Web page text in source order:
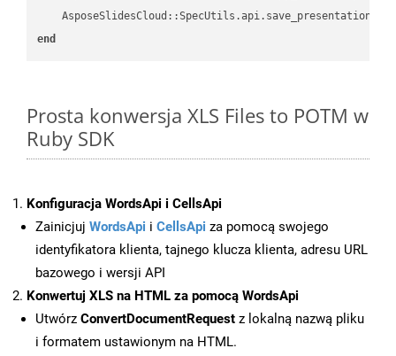
end
Prosta konwersja XLS Files to POTM w
Ruby SDK
Konfiguracja WordsApi i CellsApi
Zainicjuj WordsApi i CellsApi za pomocą swojego
identyfikatora klienta, tajnego klucza klienta, adresu URL
bazowego i wersji API
Konwertuj XLS na HTML za pomocą WordsApi
Utwórz ConvertDocumentRequest z lokalną nazwą pliku
i formatem ustawionym na HTML.